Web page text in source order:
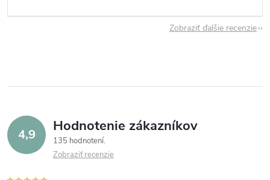
Zobraziť ďalšie recenzie
4,9 Hodnotenie zákazníkov
135 hodnotení
Zobraziť recenzie